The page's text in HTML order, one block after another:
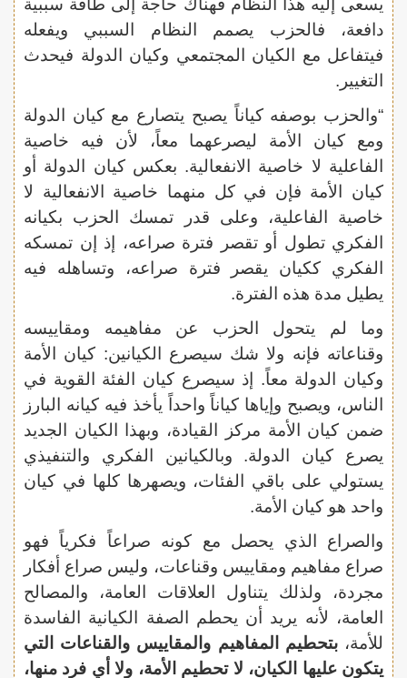
يسعى إليه هذا النظام فهناك حاجة إلى طاقة سببية
دافعة، فالحزب يصمم النظام السببي ويفعله
فيتفاعل مع الكيان المجتمعي وكيان الدولة فيحدث
التغيير.
“والحزب بوصفه كياناً يصبح يتصارع مع كيان الدولة
ومع كيان الأمة ليصرعهما معاً، لأن فيه خاصية
الفاعلية لا خاصية الانفعالية. بعكس كيان الدولة أو
كيان الأمة فإن في كل منهما خاصية الانفعالية لا
خاصية الفاعلية، وعلى قدر تمسك الحزب بكيانه
الفكري تطول أو تقصر فترة صراعه، إذ إن تمسكه
الفكري ككيان يقصر فترة صراعه، وتساهله فيه
يطيل مدة هذه الفترة.
وما لم يتحول الحزب عن مفاهيمه ومقاييسه
وقناعاته فإنه ولا شك سيصرع الكيانين: كيان الأمة
وكيان الدولة معاً. إذ سيصرع كيان الفئة القوية في
الناس، ويصبح وإياها كياناً واحداً يأخذ فيه كيانه البارز
ضمن كيان الأمة مركز القيادة، وبهذا الكيان الجديد
يصرع كيان الدولة. وبالكيانين الفكري والتنفيذي
يستولي على باقي الفئات، ويصهرها كلها في كيان
واحد هو كيان الأمة.
والصراع الذي يحصل مع كونه صراعاً فكرياً فهو
صراع مفاهيم ومقاييس وقناعات، وليس صراع أفكار
مجردة، ولذلك يتناول العلاقات العامة، والمصالح
العامة، لأنه يريد أن يحطم الصفة الكيانية الفاسدة
للأمة،بتحطيم المفاهيم والمقاييس والقناعات التي
يتكون عليها الكيان، لا تحطيم الأمة، ولا أي فرد منها،